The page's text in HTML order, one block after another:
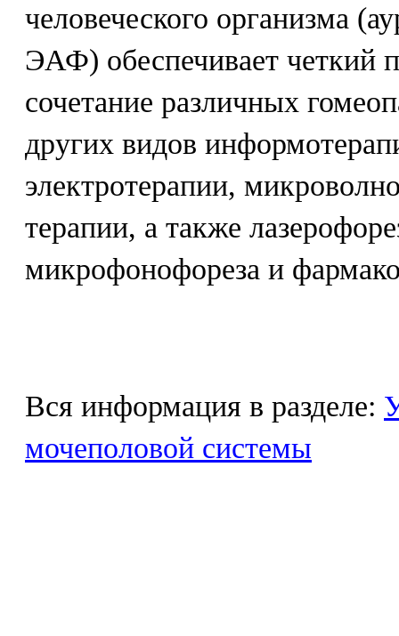
человеческого организма
ЭАФ) обеспечивает четкий
сочетание различных
других видов
электротерапии,
терапии, а также
микрофонофореза и
Вся информация в разделе:
мочеполовой системы